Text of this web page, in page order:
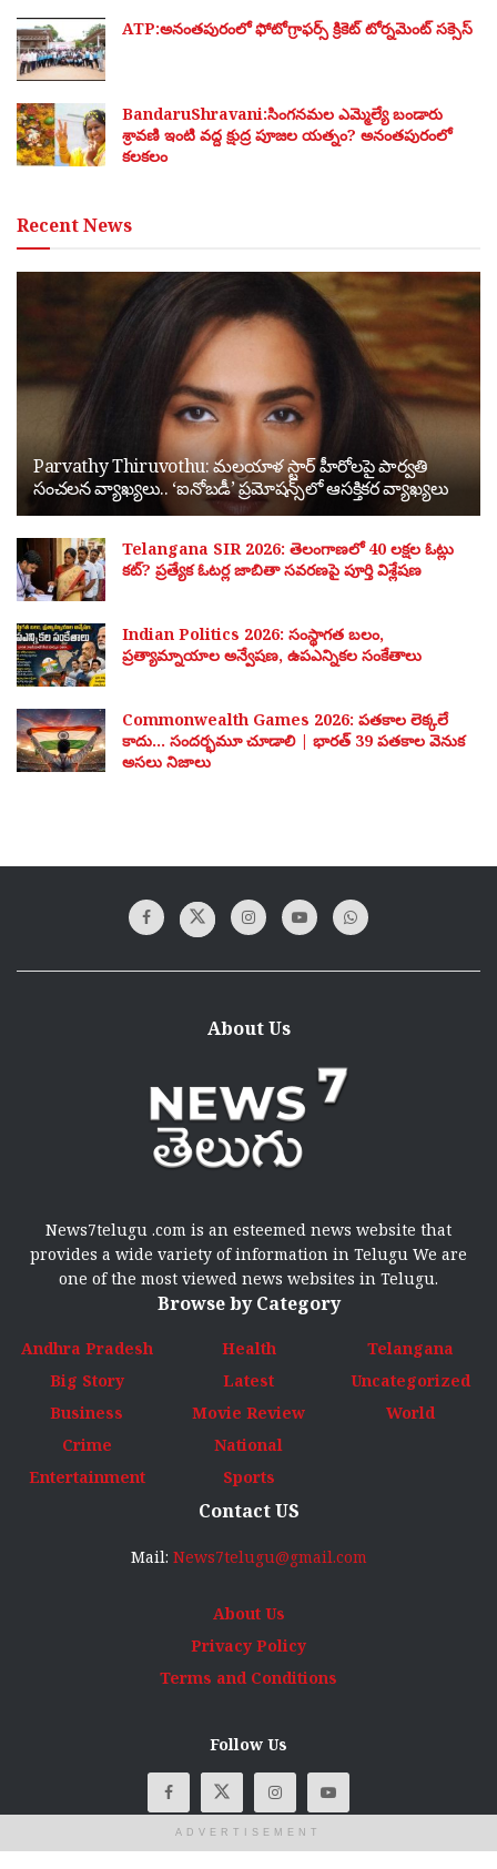
ATP:అనంతపురంలో ఫోటోగ్రాఫర్స్ క్రికెట్ టోర్నమెంట్ సక్సెస్
BandaruShravani:సింగనమల ఎమ్మెల్యే బండారు
శ్రావణి ఇంటి వద్ద క్షుద్ర పూజల యత్నం? అనంతపురంలో
కలకలం
Recent News
Parvathy Thiruvothu: మలయాళ స్టార్ హీరోలపై పార్వతి
సంచలన వ్యాఖ్యలు.. ‘ఐనోబడీ’ ప్రమోషన్స్‌లో ఆసక్తికర వ్యాఖ్యలు
Telangana SIR 2026: తెలంగాణలో 40 లక్షల ఓట్లు
కట్? ప్రత్యేక ఓటర్ల జాబితా సవరణపై పూర్తి విశ్లేషణ
Indian Politics 2026: సంస్థాగత బలం,
ప్రత్యామ్నాయాల అన్వేషణ, ఉపఎన్నికల సంకేతాలు
Commonwealth Games 2026: పతకాల లెక్కలే
కాదు… సందర్భమూ చూడాలి | భారత్ 39 పతకాల వెనుక
అసలు నిజాలు
About Us
News7telugu .com is an esteemed news website that
provides a wide variety of information in Telugu We are
one of the most viewed news websites in Telugu.
Browse by Category
Andhra Pradesh
Big Story
Business
Crime
Entertainment
Health
Latest
Movie Review
National
Sports
Telangana
Uncategorized
World
Contact US
Mail: News7telugu@gmail.com
About Us
Privacy Policy
Terms and Conditions
Follow Us
ADVERTISEMENT